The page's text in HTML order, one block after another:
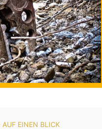
AUF EINEN BLICK